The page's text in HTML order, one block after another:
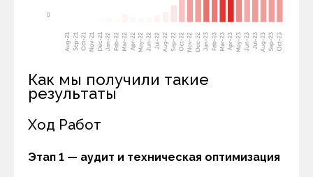
Как мы получили такие
результаты
Ход Работ
Этап 1 — аудит и техническая оптимизация